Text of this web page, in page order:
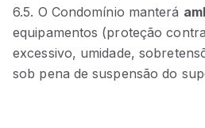
6.5. O Condomínio manterá
equipamentos (proteção
excessivo, umidade,
sob pena de suspensão do